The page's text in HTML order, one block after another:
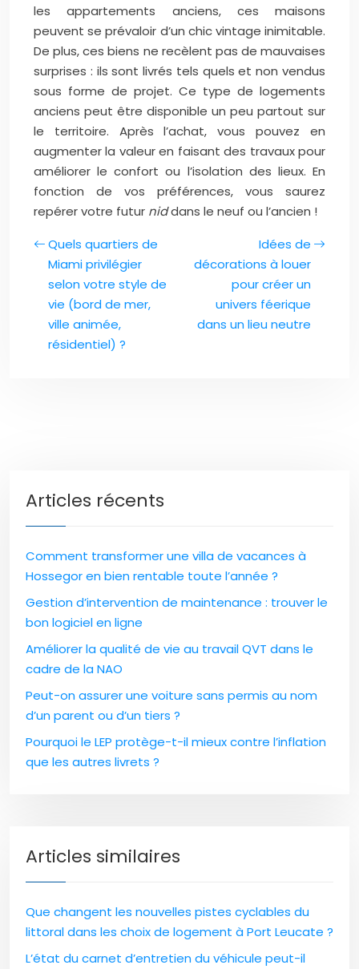
les appartements anciens, ces maisons
peuvent se prévaloir d’un chic vintage inimitable.
De plus, ces biens ne recèlent pas de mauvaises
surprises : ils sont livrés tels quels et non vendus
sous forme de projet. Ce type de logements
anciens peut être disponible un peu partout sur
le territoire. Après l’achat, vous pouvez en
augmenter la valeur en faisant des travaux pour
améliorer le confort ou l’isolation des lieux. En
fonction de vos préférences, vous saurez
repérer votre futur niddans le neuf ou l’ancien !
Quels quartiers de
Miami privilégier
selon votre style de
vie (bord de mer,
ville animée,
résidentiel) ?
Idées de
décorations à louer
pour créer un
univers féerique
dans un lieu neutre
Articles récents
Comment transformer une villa de vacances à
Hossegor en bien rentable toute l’année ?
Gestion d’intervention de maintenance : trouver le
bon logiciel en ligne
Améliorer la qualité de vie au travail QVT dans le
cadre de la NAO
Peut-on assurer une voiture sans permis au nom
d’un parent ou d’un tiers ?
Pourquoi le LEP protège-t-il mieux contre l’inflation
que les autres livrets ?
Articles similaires
Que changent les nouvelles pistes cyclables du
littoral dans les choix de logement à Port Leucate ?
L’état du carnet d’entretien du véhicule peut-il